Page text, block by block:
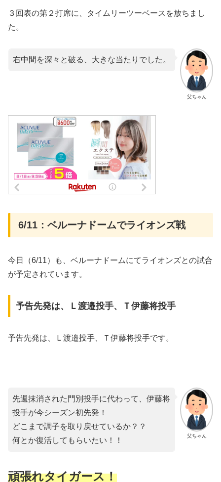
３回表の第２打席に、タイムリーツーベースを放ちまし
た。
父ちゃん
右中間を深々と破る、大きな当たりでした。
6/11：ベルーナドームでライオンズ戦
今日（6/11）も、ベルーナドームにてライオンズとの試合
が予定されています。
予告先発は、Ｌ渡邉投手、Ｔ伊藤将投手
予告先発は、Ｌ渡邉投手、Ｔ伊藤将投手です。
父ちゃん
先週抹消された門別投手に代わって、伊藤将
投手が今シーズン初先発！
どこまで調子を取り戻せているか？？
何とか復活してもらいたい！！
頑張れタイガース！